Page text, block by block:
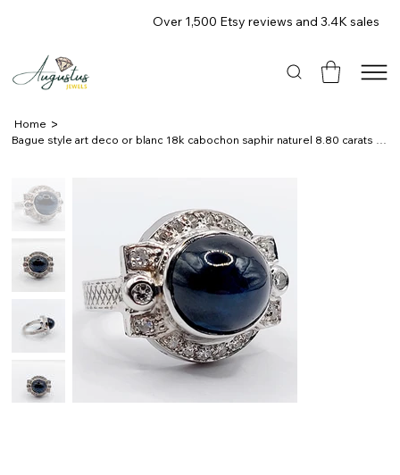
Over 1,500 Etsy reviews and 3.4K sales
Home >
Bague style art deco or blanc 18k cabochon saphir naturel 8.80 carats et diamant